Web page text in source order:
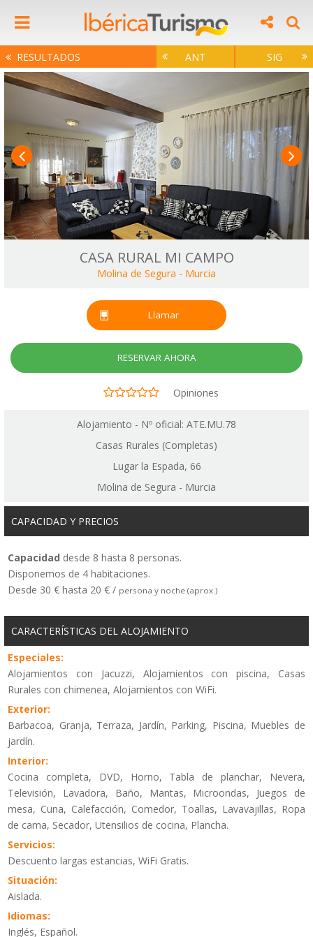
RESULTADOS ANT SIG
CASA RURAL MI CAMPO
Molina de Segura - Murcia
Llamar
RESERVAR AHORA
Opiniones
Alojamiento - Nº oficial: ATE.MU.78
Casas Rurales (Completas)
Lugar la Espada, 66
Molina de Segura - Murcia
CAPACIDAD Y PRECIOS
Capacidad desde 8 hasta 8 personas.
Disponemos de 4 habitaciones.
Desde 30 € hasta 20 € / persona y noche (aprox.)
CARACTERÍSTICAS DEL ALOJAMIENTO
Especiales:
Alojamientos con Jacuzzi, Alojamientos con piscina, Casas
Rurales con chimenea, Alojamientos con WiFi.
Exterior:
Barbacoa, Granja, Terraza, Jardín, Parking, Piscina, Muebles de
jardín.
Interior:
Cocina completa, DVD, Horno, Tabla de planchar, Nevera,
Televisión, Lavadora, Baño, Mantas, Microondas, Juegos de
mesa, Cuna, Calefacción, Comedor, Toallas, Lavavajillas, Ropa
de cama, Secador, Utensilios de cocina, Plancha.
Servicios:
Descuento largas estancias, WiFi Gratis.
Situación:
Aislada.
Idiomas:
Inglés, Español.